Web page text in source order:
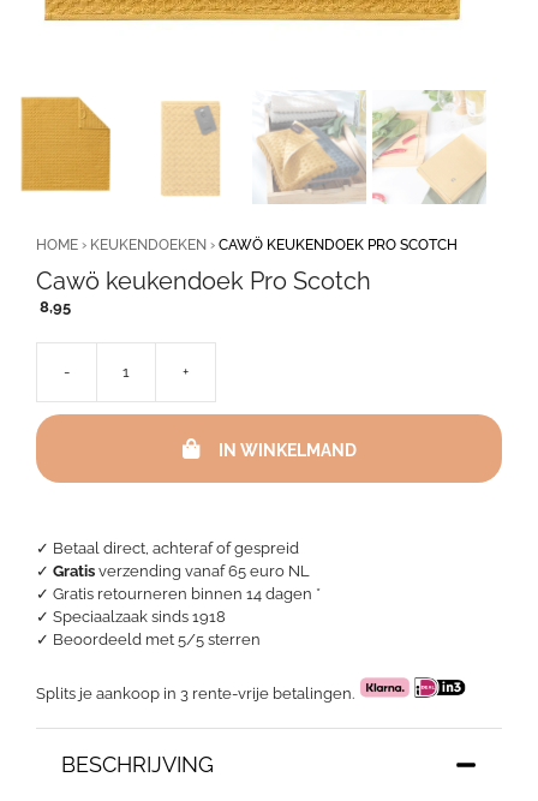
✓ Betaal direct, achteraf of gespreid
✓ Gratis verzending vanaf 65 euro NL
✓ Gratis retourneren binnen 14 dagen *
✓ Speciaalzaak sinds 1918
✓ Beoordeeld met 5/5 sterren
Splits je aankoop in 3 rente-vrije betalingen.
HOME › KEUKENDOEKEN › CAWÖ KEUKENDOEK PRO SCOTCH
Cawö keukendoek Pro Scotch
8,95
BESCHRIJVING
-
keukendoek
Scotch
+
IN WINKELMAND